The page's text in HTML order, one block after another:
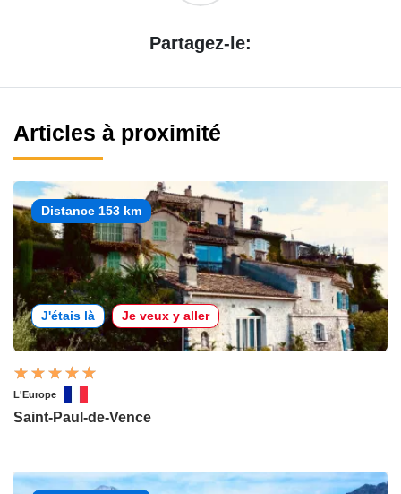
Partagez-le:
Articles à proximité
Distance 153 km
J'étais là Je veux y aller
L'Europe
Saint-Paul-de-Vence